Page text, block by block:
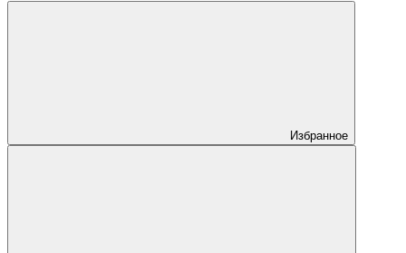
Избранное